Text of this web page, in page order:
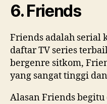
6. Friends
Friends adalah serial
daftar TV series
bergenre sitkom,
yang sangat tinggi
Alasan Friends